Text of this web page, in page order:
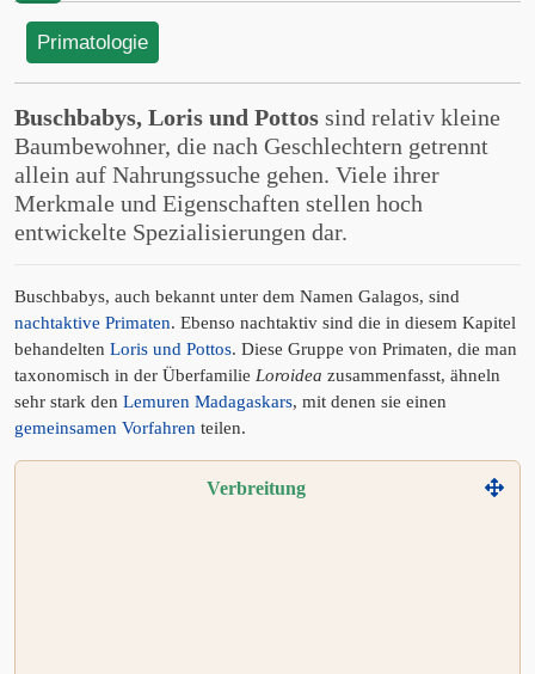
Primatologie
Buschbabys, Loris und Pottos sind relativ kleine
Baumbewohner, die nach Geschlechtern getrennt
allein auf Nahrungssuche gehen. Viele ihrer
Merkmale und Eigenschaften stellen hoch
entwickelte Spezialisierungen dar.
Buschbabys, auch bekannt unter dem Namen Galagos, sind
nachtaktive Primaten. Ebenso nachtaktiv sind die in diesem Kapitel
behandelten Loris und Pottos. Diese Gruppe von Primaten, die man
taxonomisch in der Überfamilie Loroidea zusammenfasst, ähneln
sehr stark den Lemuren Madagaskars, mit denen sie einen
gemeinsamen Vorfahren teilen.
Verbreitung